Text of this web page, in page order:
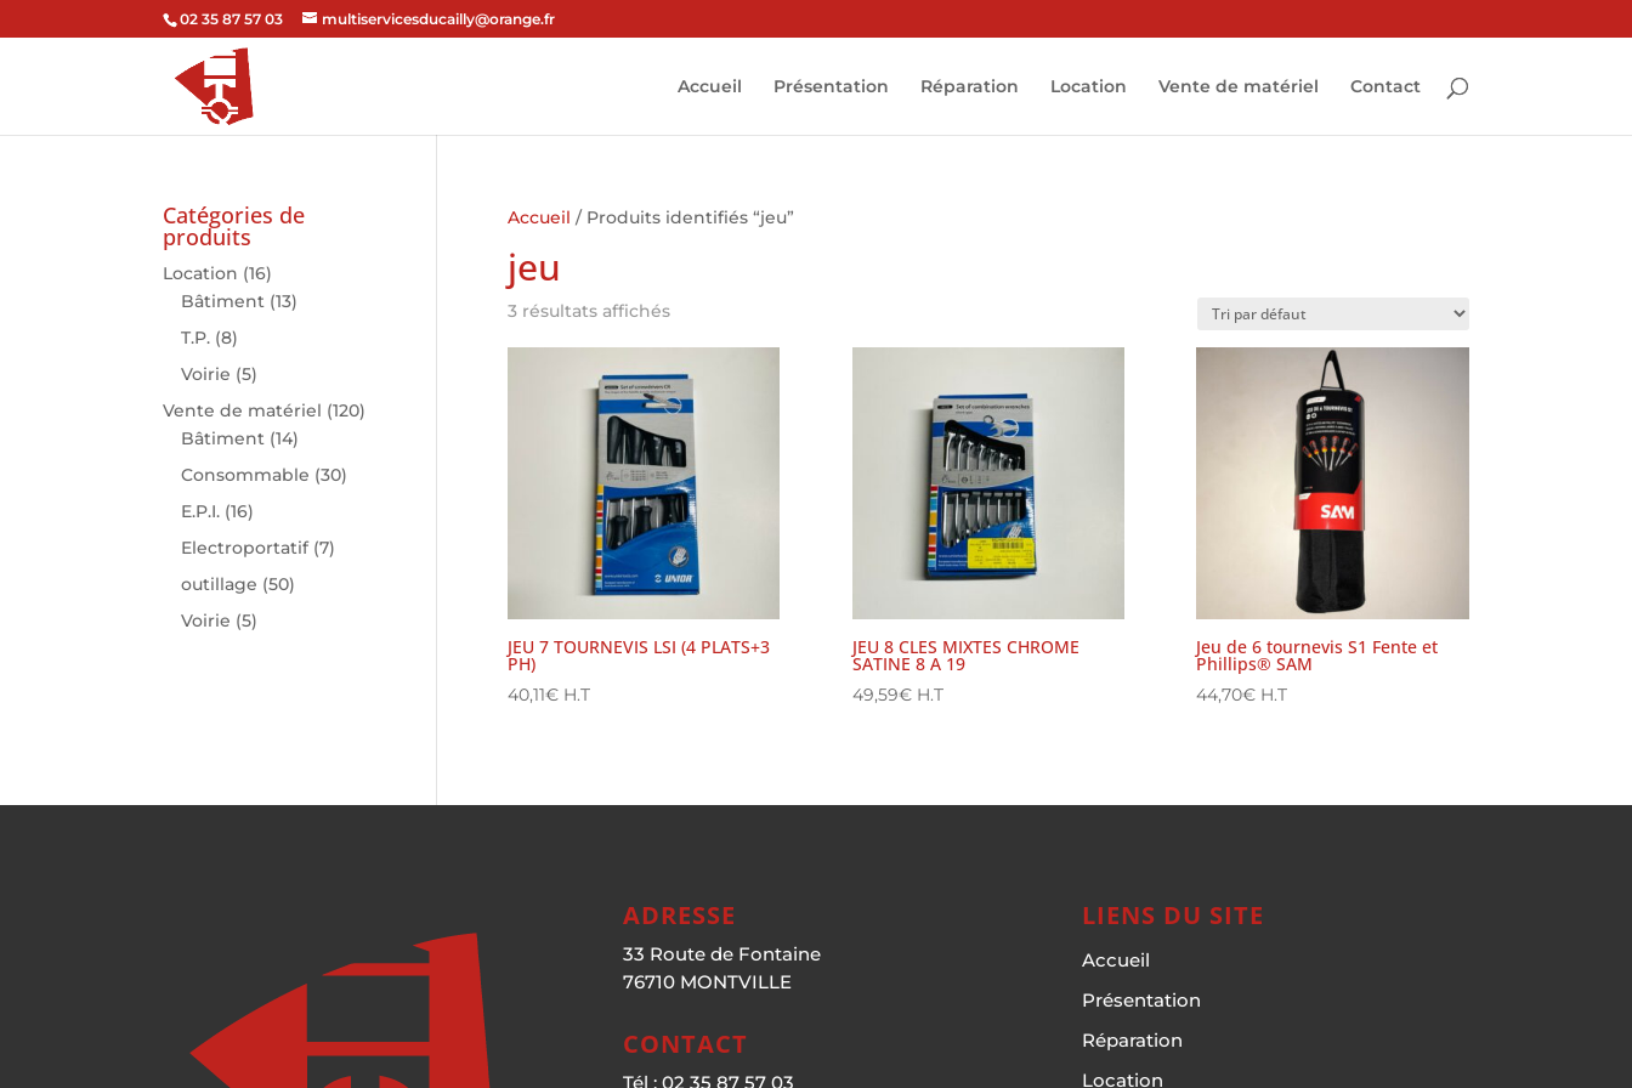
02 35 87 57 03 multiservicesducailly@orange.fr
Accueil Présentation Réparation Location Vente de matériel Contact
Accueil / Produits identifiés “jeu”
jeu
3 résultats affichés
JEU 7 TOURNEVIS LSI (4 PLATS+3
PH)
40,11€ H.T
JEU 8 CLES MIXTES CHROME
SATINE 8 A 19
49,59€ H.T
Jeu de 6 tournevis S1 Fente et
Phillips® SAM
44,70€ H.T
Catégories de
produits
Location (16)
Bâtiment (13)
T.P. (8)
Voirie (5)
Vente de matériel (120)
Bâtiment (14)
Consommable (30)
E.P.I. (16)
Electroportatif (7)
outillage (50)
Voirie (5)
ADRESSE
33 Route de Fontaine
76710 MONTVILLE
CONTACT
Tél : 02 35 87 57 03
LIENS DU SITE
Accueil
Présentation
Réparation
Location